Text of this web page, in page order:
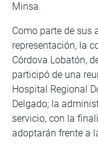
Minsa.
Como parte de sus
representación, la
Córdova Lobatón,
participó de una
Hospital Regional
Delgado; la
servicio, con la
adoptarán frente a